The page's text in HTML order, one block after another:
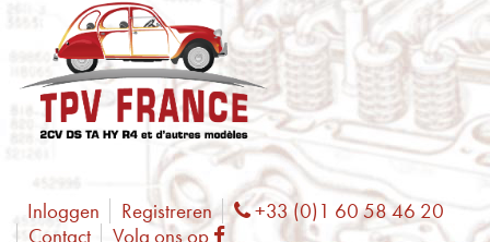
Inloggen Registreren Phone
+33 (0)1 60 58 46 20
Contact
Volg ons op Facebook